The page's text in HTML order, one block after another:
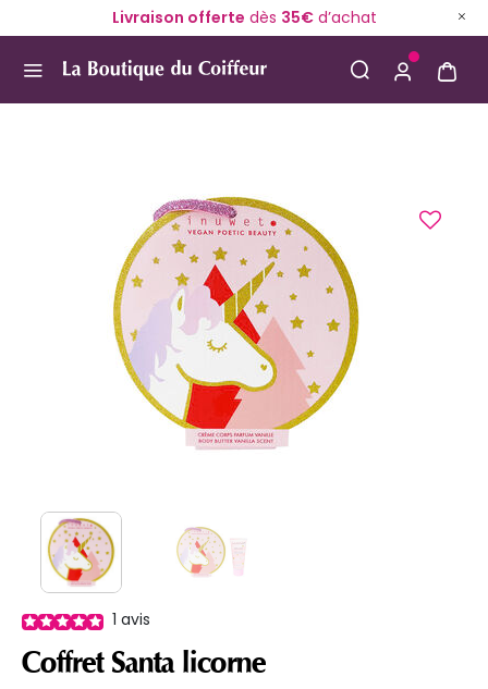
Livraison offerte dès 35€d’achat
1 avis
Coffret Santa licorne